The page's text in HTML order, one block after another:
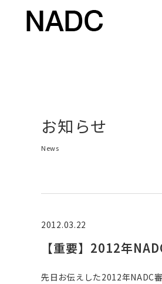
お知らせ
News
2012.03.22
【重要】2012年
先日お伝えした2012年NADC